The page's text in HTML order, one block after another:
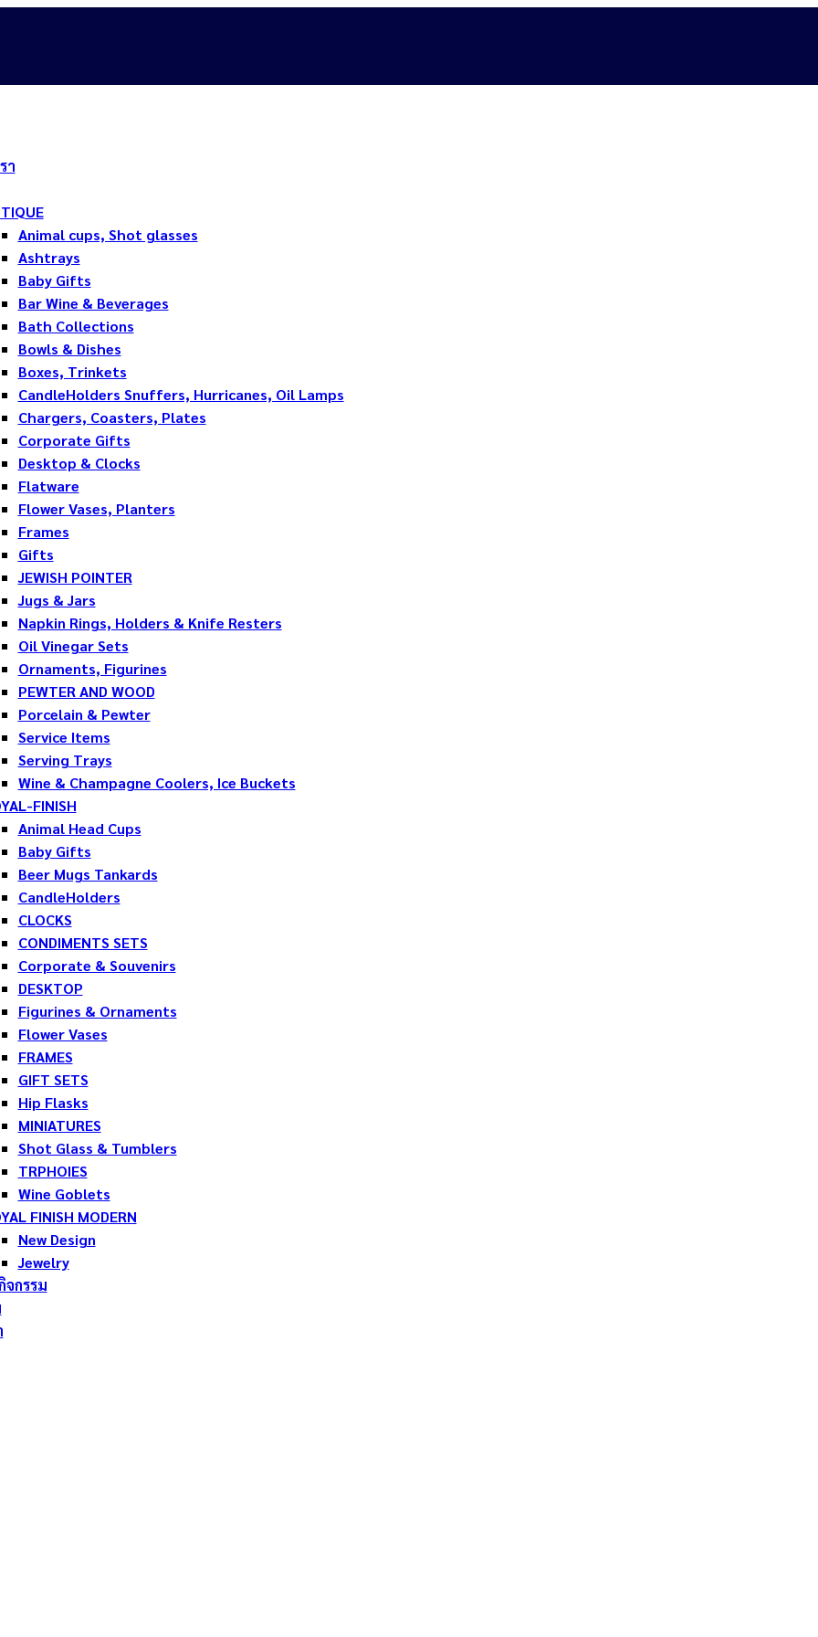
า
Animal cups, Shot glasses
Ashtrays
Baby Gifts
Bar Wine & Beverages
Bath Collections
Bowls & Dishes
Boxes, Trinkets
CandleHolders Snuffers, Hurricanes, Oil Lamps
Chargers, Coasters, Plates
Corporate Gifts
Desktop & Clocks
Flatware
Flower Vases, Planters
Frames
Gifts
JEWISH POINTER
Jugs & Jars
Napkin Rings, Holders & Knife Resters
Oil Vinegar Sets
Ornaments, Figurines
PEWTER AND WOOD
Porcelain & Pewter
Service Items
Serving Trays
Wine & Champagne Coolers, Ice Buckets
FINISH
Animal Head Cups
Baby Gifts
Beer Mugs Tankards
CandleHolders
CLOCKS
CONDIMENTS SETS
Corporate & Souvenirs
DESKTOP
Figurines & Ornaments
Flower Vases
FRAMES
GIFT SETS
Hip Flasks
MINIATURES
Shot Glass & Tumblers
TRPHOIES
Wine Goblets
FINISH MODERN
New Design
Jewelry
จกรรม